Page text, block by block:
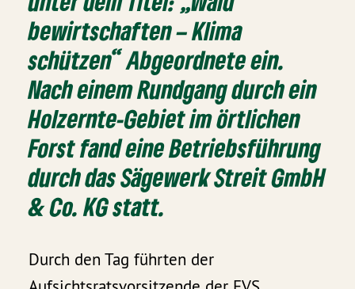
bewirtschaften – Klima
schützen“ Abgeordnete ein.
Nach einem Rundgang durch ein
Holzernte-Gebiet im örtlichen
Forst fand eine Betriebsführung
durch das Sägewerk Streit GmbH
& Co. KG statt.
Durch den Tag führten der